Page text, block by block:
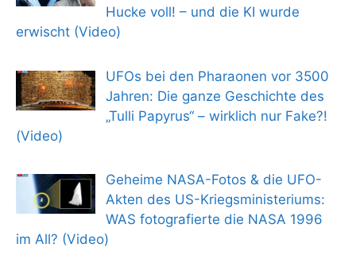
Hucke voll! – und die KI wurde
erwischt (Video)
UFOs bei den Pharaonen vor 3500
Jahren: Die ganze Geschichte des
„Tulli Papyrus“ – wirklich nur Fake?!
(Video)
Geheime NASA-Fotos & die UFO-
Akten des US-Kriegsministeriums:
WAS fotografierte die NASA 1996
im All? (Video)